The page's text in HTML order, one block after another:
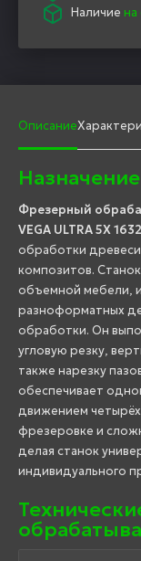
Наличие на
Описание
Фрезерный
VEGA ULTRA 5X 1632
обработки
композитов.
объемной мебели,
разноформатных
обработки. Он
угловую резку,
также нарезку
обеспечивает
движением
фрезеровке и
делая станок
индивидуального